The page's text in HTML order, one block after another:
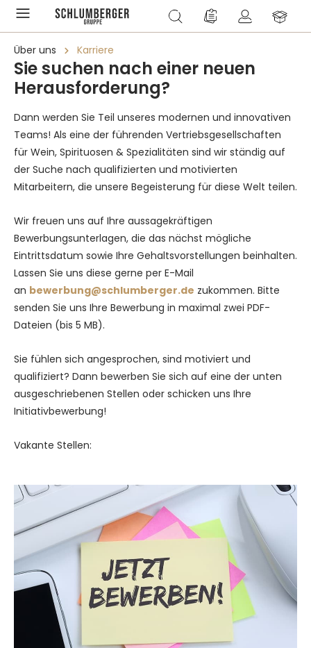
springen Du hast 0 Produkte
Über uns Karriere
Sie suchen nach einer neuen
Herausforderung?
Dann werden Sie Teil unseres modernen und innovativen
Teams! Als eine der führenden Vertriebsgesellschaften
für Wein, Spirituosen & Spezialitäten sind wir ständig auf
der Suche nach qualifizierten und motivierten
Mitarbeitern, die unsere Begeisterung für diese Welt teilen.
Wir freuen uns auf Ihre aussagekräftigen
Bewerbungsunterlagen, die das nächst mögliche
Eintrittsdatum sowie Ihre Gehaltsvorstellungen beinhalten.
Lassen Sie uns diese gerne per E-Mail
an bewerbung@schlumberger.de zukommen. Bitte
senden Sie uns Ihre Bewerbung in maximal zwei PDF-
Dateien (bis 5 MB).
Sie fühlen sich angesprochen, sind motiviert und
qualifiziert? Dann bewerben Sie sich auf eine der unten
ausgeschriebenen Stellen oder schicken uns Ihre
Initiativbewerbung!
Vakante Stellen: